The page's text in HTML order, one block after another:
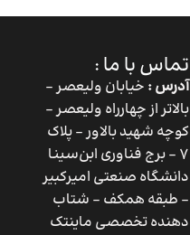
تماس با ما :
آدرس : خیابان ولیعصر –
بالاتر از چهارراه ولیعصر –
کوچه شهید بالاور – پلاک
۷ – برج فناوری ابن‌سینا
دانشگاه صنعتی امیرکبیر
– طبقه همکف – شتاب
دهنده تخصصی ماینتک